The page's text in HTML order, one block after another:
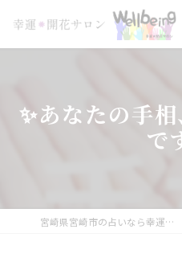
✨あなたの手
で
宮崎県宮崎市の占いなら幸運＊開花サロン Wellbeing